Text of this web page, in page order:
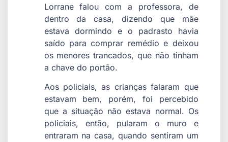
Lorrane falou com a professora, de
dentro da casa, dizendo que mãe
estava dormindo e o padrasto havia
saído para comprar remédio e deixou
os menores trancados, que não tinham
a chave do portão.
Aos policiais, as crianças falaram que
estavam bem, porém, foi percebido
que a situação não estava normal. Os
policiais, então, pularam o muro e
entraram na casa, quando sentiram um